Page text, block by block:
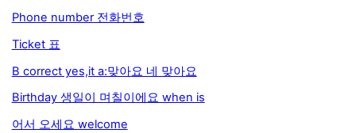
Phone number 전화번호
Ticket 표
B correct yes,it a:맞아요 네 맞아요
Birthday 생일이 며칠이에요 when is
어서 오세요 welcome